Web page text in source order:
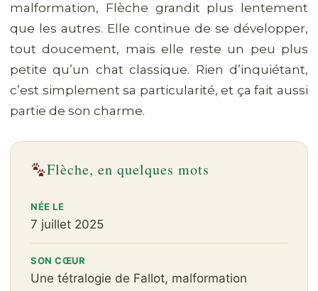
malformation, Flèche grandit plus lentement
que les autres. Elle continue de se développer,
tout doucement, mais elle reste un peu plus
petite qu’un chat classique. Rien d’inquiétant,
c’est simplement sa particularité, et ça fait aussi
partie de son charme.
Flèche, en quelques mots
NÉE LE
7 juillet 2025
SON CŒUR
Une tétralogie de Fallot, malformation